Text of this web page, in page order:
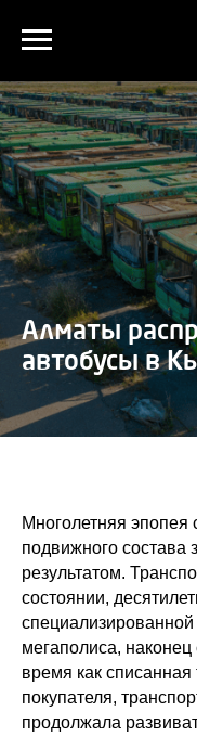
Алматы
автобусы в
Многолетняя эпопея
подвижного
результатом.
состоянии,
мегаполиса,
время как
покупателя,
продолжала